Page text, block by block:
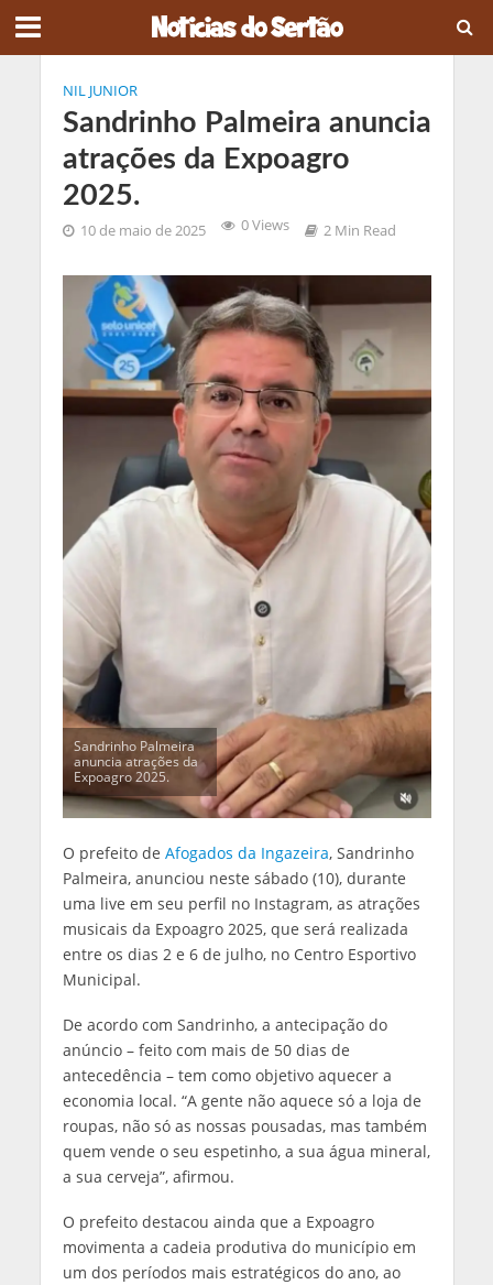
NIL JUNIOR
Sandrinho Palmeira anuncia
atrações da Expoagro
2025.
10 de maio de 2025 0 Views 2 Min Read
Sandrinho Palmeira
anuncia atrações da
Expoagro 2025.
O prefeito de Afogados da Ingazeira, Sandrinho
Palmeira, anunciou neste sábado (10), durante
uma live em seu perfil no Instagram, as atrações
musicais da Expoagro 2025, que será realizada
entre os dias 2 e 6 de julho, no Centro Esportivo
Municipal.
De acordo com Sandrinho, a antecipação do
anúncio – feito com mais de 50 dias de
antecedência – tem como objetivo aquecer a
economia local. “A gente não aquece só a loja de
roupas, não só as nossas pousadas, mas também
quem vende o seu espetinho, a sua água mineral,
a sua cerveja”, afirmou.
O prefeito destacou ainda que a Expoagro
movimenta a cadeia produtiva do município em
um dos períodos mais estratégicos do ano, ao